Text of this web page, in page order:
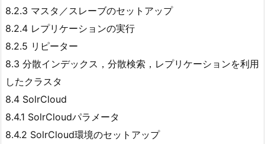
8.2.3 マスタ／スレーブのセットアップ
8.2.4 レプリケーションの実行
8.2.5 リピーター
8.3 分散インデックス，分散検索，レプリケーションを利用
したクラスタ
8.4 SolrCloud
8.4.1 SolrCloudパラメータ
8.4.2 SolrCloud環境のセットアップ